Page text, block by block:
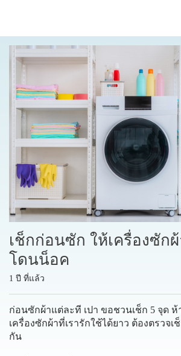
เช็กก่อนซัก ให้เครื่องซัก
โดนน็อค
1 ปี ที่แล้ว
ก่อนซักผ้าแต่ละที เปา ขอชวนเช็ก 5 จุด
เครื่องซักผ้าที่เรารักใช้ได้ยาว ต้องตรวจเ
กัน